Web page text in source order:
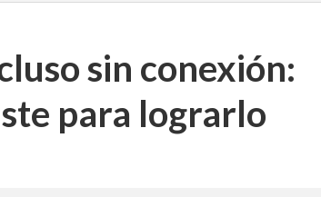
sin conexión:
para lograrlo